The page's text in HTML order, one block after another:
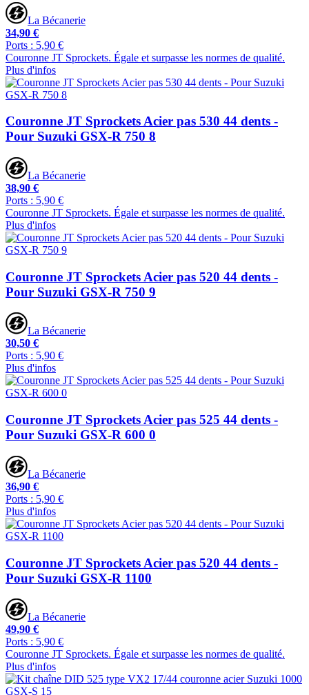
La Bécanerie
34,90 €
Ports : 5,90 €
Couronne JT Sprockets. Égale et surpasse les normes de qualité.
Plus d'infos
Couronne JT Sprockets Acier pas 530 44 dents -
Pour Suzuki GSX-R 750 8
La Bécanerie
38,90 €
Ports : 5,90 €
Couronne JT Sprockets. Égale et surpasse les normes de qualité.
Plus d'infos
Couronne JT Sprockets Acier pas 520 44 dents -
Pour Suzuki GSX-R 750 9
La Bécanerie
30,50 €
Ports : 5,90 €
Plus d'infos
Couronne JT Sprockets Acier pas 525 44 dents -
Pour Suzuki GSX-R 600 0
La Bécanerie
36,90 €
Ports : 5,90 €
Plus d'infos
Couronne JT Sprockets Acier pas 520 44 dents -
Pour Suzuki GSX-R 1100
La Bécanerie
49,90 €
Ports : 5,90 €
Couronne JT Sprockets. Égale et surpasse les normes de qualité.
Plus d'infos